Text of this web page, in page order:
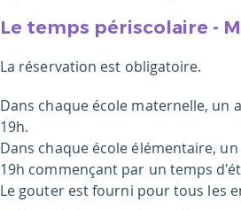
Le temps périscolaire -
La réservation est obligatoire.
Dans chaque école maternelle, un
19h.
Dans chaque école élémentaire,
19h commençant par un temps
Le gouter est fourni pour tous les